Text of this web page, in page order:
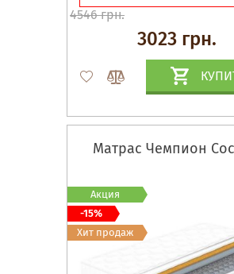
4546 грн.
3023 грн.
Матрас Чемпион
Акция
-15%
Хит продаж